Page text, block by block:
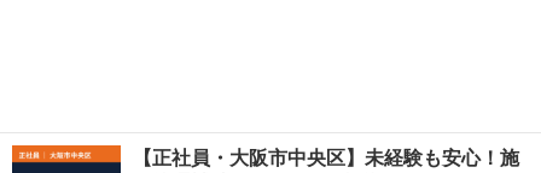
【正社員・大阪市中央区】未経験も安心！施